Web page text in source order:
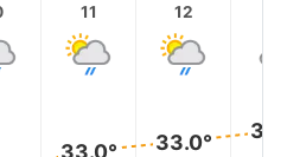
11
33.0°
12
33.0°